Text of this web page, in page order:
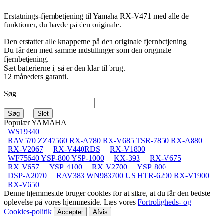
Erstatnings-fjernbetjening til Yamaha RX-V471 med alle de
funktioner, du havde på den originale.
Den erstatter alle knapperne på den originale fjernbetjening
Du får den med samme indstillinger som den originale
fjernbetjening.
Sæt batterierne i, så er den klar til brug.
12 måneders garanti.
Søg
Populær YAMAHA
WS19340
RAV570 ZZ47560 RX-A780 RX-V685 TSR-7850 RX-A880
RX-V2067
RX-V440RDS
RX-V1800
WF75640 YSP-800 YSP-1000
KX-393
RX-V675
RX-V657
YSP-4100 RX-V2700
YSP-800
DSP-A2070
RAV383 WN983700 US HTR-6290 RX-V1900
RX-V650
Denne hjemmeside bruger cookies for at sikre, at du får den bedste
oplevelse på vores hjemmeside. Læs vores Fortroligheds- og
Cookies-politik
Accepter Afvis